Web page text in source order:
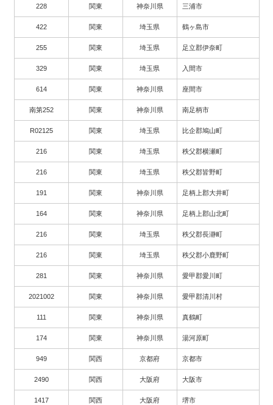
228 関東 神奈川県 三浦市
422 関東 埼玉県 鶴ヶ島市
255 関東 埼玉県 足立郡伊奈町
329 関東 埼玉県 入間市
614 関東 神奈川県 座間市
南第252 関東 神奈川県 南足柄市
R02125 関東 埼玉県 比企郡鳩山町
216 関東 埼玉県 秩父郡横瀬町
216 関東 埼玉県 秩父郡皆野町
191 関東 神奈川県 足柄上郡大井町
164 関東 神奈川県 足柄上郡山北町
216 関東 埼玉県 秩父郡長瀞町
216 関東 埼玉県 秩父郡小鹿野町
281 関東 神奈川県 愛甲郡愛川町
2021002 関東 神奈川県 愛甲郡清川村
111 関東 神奈川県 真鶴町
174 関東 神奈川県 湯河原町
949 関西 京都府 京都市
2490 関西 大阪府 大阪市
1417 関西 大阪府 堺市